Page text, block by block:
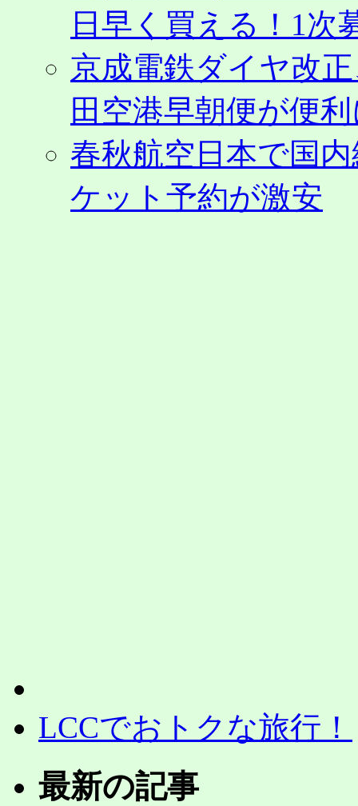
続
き
は
日早く買える！1次
京成電鉄ダイヤ改
田空港早朝便が便
春秋航空日本で国
ケット予約が激安
LCCでおトクな旅行！
最新の記事